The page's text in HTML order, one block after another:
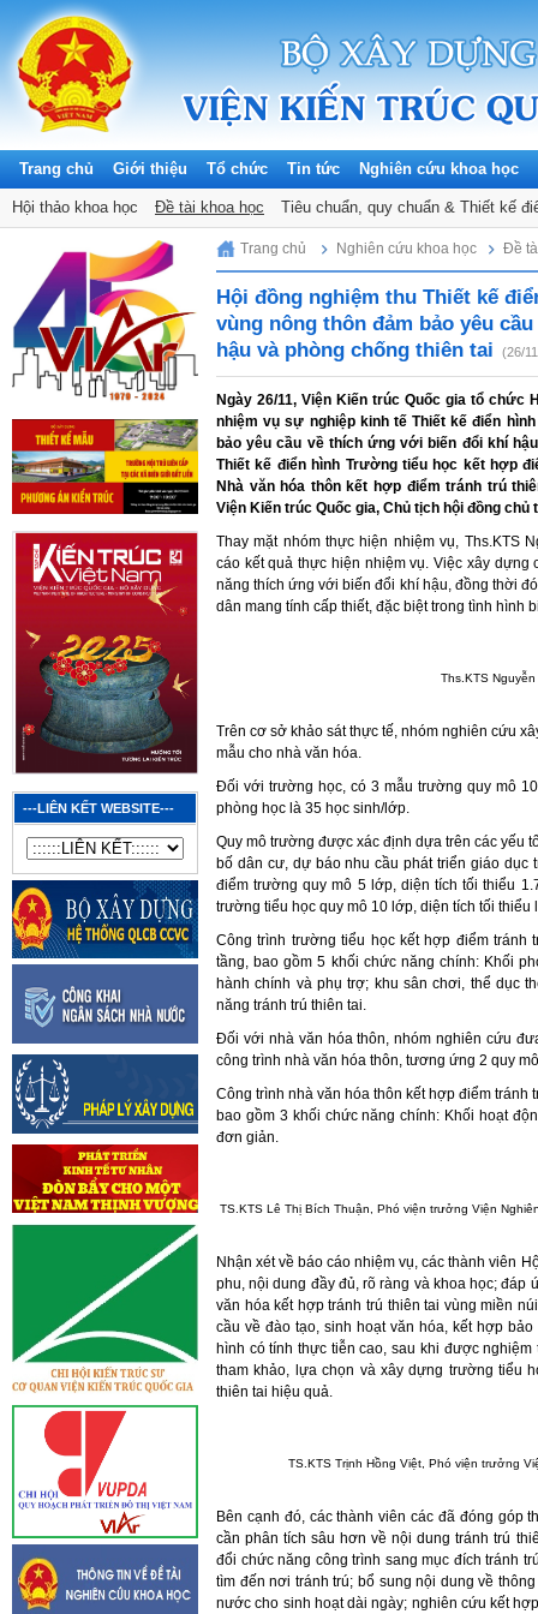
Trang chủ Giới thiệu Tổ chức Tin tức
Thông báo Tuyển dụng Tin hoạt động KHCN Đảng, Đoàn thể
Nghiên cứu khoa học
Hội thảo khoa học Đề tài khoa học Tiêu chuẩn, quy chuẩn & Thiết kế
Saturday, 08/08/2026
---LIÊN KẾT WEBSITE---
Trang chủ Nghiên cứu khoa học Đề
Hội đồng nghiệm thu Thiết kế
vùng nông thôn đảm bảo yêu
hậu và phòng chống thiên tai
(26/
Ngày 26/11, Viện Kiến trúc Quốc gia tổ
nhiệm vụ sự nghiệp kinh tế Thiết kế điển
bảo yêu cầu về thích ứng với biến đổi khí
Thiết kế điển hình Trường tiểu học kết hợp
Nhà văn hóa thôn kết hợp điểm tránh trú
Viện Kiến trúc Quốc gia, Chủ tịch hội đồng chủ
Thay mặt nhóm thực hiện nhiệm vụ, Ths.KTS
cáo kết quả thực hiện nhiệm vụ. Việc xây
năng thích ứng với biến đổi khí hậu, đồng thời
dân mang tính cấp thiết, đặc biệt trong tình hình
Ths.KTS
Trên cơ sở khảo sát thực tế, nhóm nghiên cứu
mẫu cho nhà văn hóa.
Đối với trường học, có 3 mẫu trường quy mô
phòng học là 35 học sinh/lớp.
Quy mô trường được xác định dựa trên các yếu
bố dân cư, dự báo nhu cầu phát triển giáo
điểm trường quy mô 5 lớp, diện tích tối thiểu
trường tiểu học quy mô 10 lớp, diện tích tối
Công trình trường tiểu học kết hợp điểm tránh
tầng, bao gồm 5 khối chức năng chính: Khối
hành chính và phụ trợ; khu sân chơi, thể dục
năng tránh trú thiên tai.
Đối với nhà văn hóa thôn, nhóm nghiên cứu
công trình nhà văn hóa thôn, tương ứng 2 quy
Công trình nhà văn hóa thôn kết hợp điểm tránh
bao gồm 3 khối chức năng chính: Khối hoạt
đơn giản.
TS.KTS Lê Thị Bích Thuận, Phó viện trưởng Viện
Nhận xét về báo cáo nhiệm vụ, các thành viên
phu, nội dung đầy đủ, rõ ràng và khoa học;
văn hóa kết hợp tránh trú thiên tai vùng miền
cầu về đào tạo, sinh hoạt văn hóa, kết hợp
hình có tính thực tiễn cao, sau khi được
tham khảo, lựa chọn và xây dựng trường tiểu
thiên tai hiệu quả.
TS.KTS Trịnh Hồng Việt, Phó viện trưởng
Bên cạnh đó, các thành viên các đã đóng góp
cần phân tích sâu hơn về nội dung tránh trú
đổi chức năng công trình sang mục đích tránh
tìm đến nơi tránh trú; bổ sung nội dung về
nước cho sinh hoạt dài ngày; nghiên cứu kết